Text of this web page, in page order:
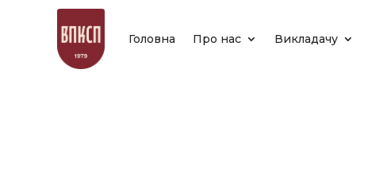
Головна Про нас Викладачу